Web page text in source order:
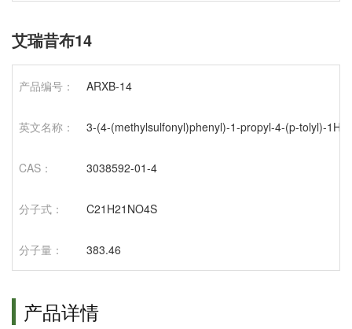
艾瑞昔布14
产品编号： ARXB-14
英文名称： 3-(4-(methylsulfonyl)phenyl)-1-propyl-4-(p-tolyl)-1H-
CAS： 3038592-01-4
分子式： C21H21NO4S
分子量： 383.46
产品详情